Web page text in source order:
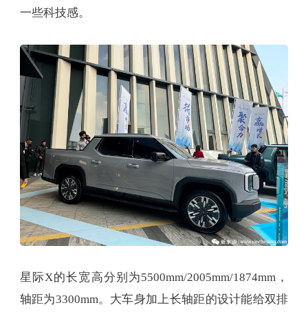
一些科技感。
星际X的长宽高分别为5500mm/2005mm/1874mm，
轴距为3300mm。大车身加上长轴距的设计能给双排